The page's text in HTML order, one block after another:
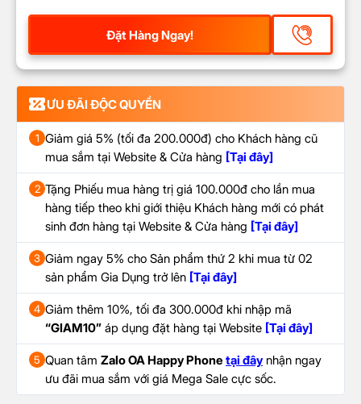
Đặt Hàng Ngay!
ƯU ĐÃI ĐỘC QUYỀN
1 Giảm giá 5% (tối đa 200.000đ) cho Khách hàng cũ
mua sắm tại Website & Cửa hàng [Tại đây]
2 Tặng Phiếu mua hàng trị giá 100.000đ cho lần mua
hàng tiếp theo khi giới thiệu Khách hàng mới có phát
sinh đơn hàng tại Website & Cửa hàng [Tại đây]
3 Giảm ngay 5% cho Sản phẩm thứ 2 khi mua từ 02
sản phẩm Gia Dụng trở lên [Tại đây]
4 Giảm thêm 10%, tối đa 300.000đ khi nhập mã
“GIAM10” áp dụng đặt hàng tại Website [Tại đây]
5 Quan tâm Zalo OA Happy Phone tại đâynhận ngay
ưu đãi mua sắm với giá Mega Sale cực sốc.